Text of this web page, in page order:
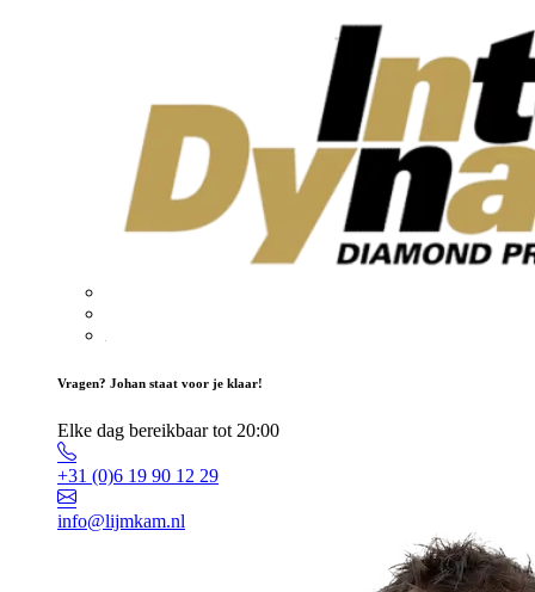
Vragen? Johan staat voor je klaar!
Elke dag bereikbaar tot 20:00
+31 (0)6 19 90 12 29
info@lijmkam.nl